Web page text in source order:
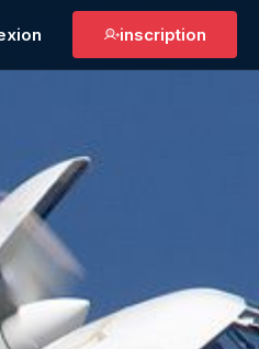
inscription